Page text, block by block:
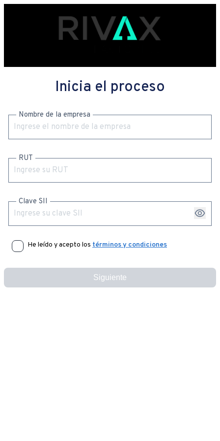
Inicia el proceso
Nombre de la empresa
RUT
Clave SII
He leído y acepto los términos y condiciones
Siguiente